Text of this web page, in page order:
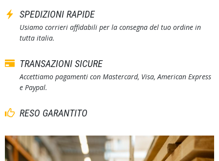
SPEDIZIONI RAPIDE
Usiamo corrieri affidabili per la consegna del tuo ordine in
tutta italia.
TRANSAZIONI SICURE
Accettiamo pagamenti con Mastercard, Visa, American Express
e Paypal.
RESO GARANTITO